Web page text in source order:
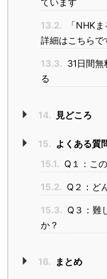
ています
13.2.
「NHK
詳細はこちらで
13.3. 31日間無
る
14. 見どころ
15. よくある質
15.1. Q１：こ
15.2. Q２：ど
15.3. Q３：難
か？
16. まとめ